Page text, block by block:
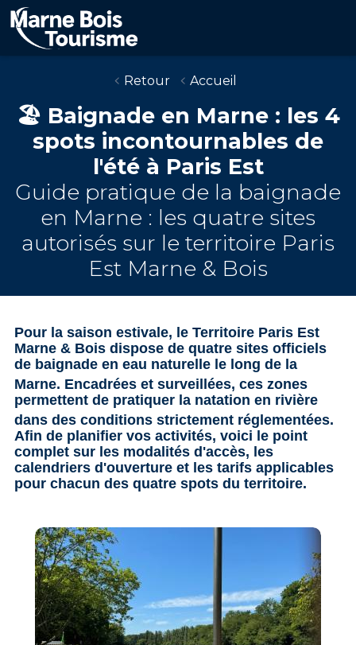
Aller
au
contenu
principal
Retour
Accueil
🏖️ Baignade en Marne : les 4
spots incontournables de
l'été à Paris Est
Guide pratique de la baignade
en Marne : les quatre sites
autorisés sur le territoire Paris
Est Marne & Bois
Pour la saison estivale, le Territoire Paris Est
Marne & Boisdispose de quatre sites officiels
de baignadeen eau naturelle le long de la
Marne. Encadrées et surveillées, ces zones
permettent de pratiquer la natation en rivière
dans des conditions strictement réglementées.
Afin de planifier vos activités, voici le point
complet sur les modalités d'accès, les
calendriers d'ouverture et les tarifs applicables
pour chacun des quatre spots du territoire.